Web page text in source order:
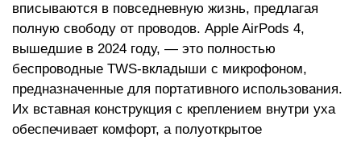
вписываются в повседневную жизнь, предлагая
полную свободу от проводов. Apple AirPods 4,
вышедшие в 2024 году, — это полностью
беспроводные TWS-вкладыши с микрофоном,
предназначенные для портативного использования.
Их вставная конструкция с креплением внутри уха
обеспечивает комфорт, а полуоткрытое